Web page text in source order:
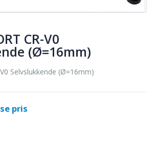
CR-V0
(Ø=16mm)
Selvslukkende (Ø=16mm)
pris